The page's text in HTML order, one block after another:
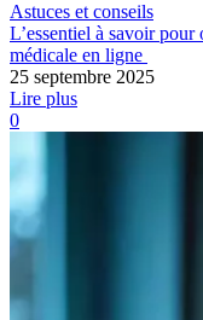
Astuces et conseils
L’essentiel à savoir
médicale en ligne
25 septembre 2025
Lire plus
0